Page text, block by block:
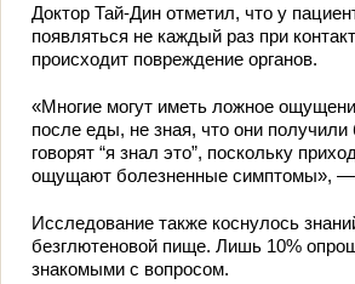
Доктор Тай-Дин отметил, что у
появляться не каждый раз при
происходит повреждение органов.
«Многие могут иметь ложное
после еды, не зная, что они
говорят “я знал это”, поскольку
ощущают болезненные симптомы», —
Исследование также коснулось
безглютеновой пище. Лишь 10%
знакомыми с вопросом.